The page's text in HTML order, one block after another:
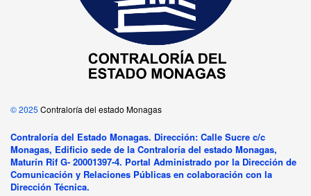
© 2025 Contraloría del estado Monagas
Contraloría del Estado Monagas. Dirección: Calle Sucre c/c
Monagas, Edificio sede de la Contraloría del estado Monagas,
Maturín Rif G- 20001397-4. Portal Administrado por la Dirección de
Comunicación y Relaciones Públicas en colaboración con la
Dirección Técnica.